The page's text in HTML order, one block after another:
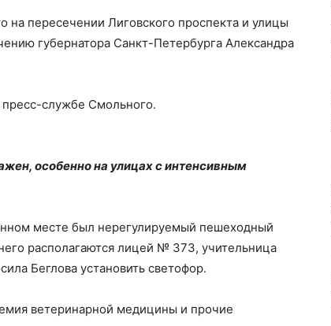
на пересечении Лиговского проспекта и улицы
губернатора Санкт-Петербурга Александра
службе Смольного.
особенно на улицах с интенсивным
месте был нерегулируемый пешеходный
располагаются лицей № 373, учительница
Беглова установить светофор.
ветеринарной медицины и прочие